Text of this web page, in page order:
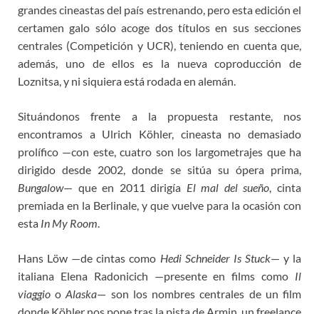
o
k
r
o
n
n
k
e
e
s
t
grandes cineastas del país estrenando, pero esta edición el
certamen galo sólo acoge dos títulos en sus secciones
centrales (Competición y UCR), teniendo en cuenta que,
además, uno de ellos es la nueva coproducción de
Loznitsa, y ni siquiera está rodada en alemán.
Situándonos frente a la propuesta restante, nos
encontramos a Ulrich Köhler, cineasta no demasiado
prolífico —con este, cuatro son los largometrajes que ha
dirigido desde 2002, donde se sitúa su ópera prima,
Bungalow— que en 2011 dirigía El mal del sueño, cinta
premiada en la Berlinale, y que vuelve para la ocasión con
esta In My Room.
Hans Löw —de cintas como Hedi Schneider Is Stuck— y la
italiana Elena Radonicich —presente en films como Il
viaggio oAlaska— son los nombres centrales de un film